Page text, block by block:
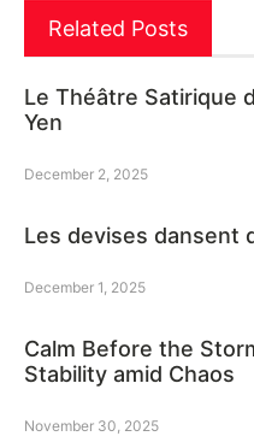
Related Posts
Le Théâtre Satirique
Yen
December 2, 2025
Les devises dansent
December 1, 2025
Calm Before the
Stability amid Chaos
November 30, 2025